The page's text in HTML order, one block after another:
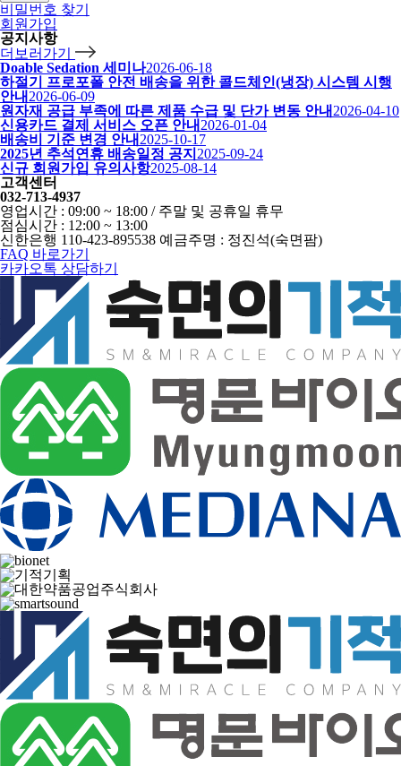
비밀번호 찾기
회원가입
공지사항
더보러가기
Doable Sedation 세미나2026-06-18
하절기 프로포폴 안전 배송을 위한 콜드체인(냉장) 시스템 시행
안내 2026-06-09
원자재 공급 부족에 따른 제품 수급 및 단가 변동 안내 2026-04-10
신용카드 결제 서비스 오픈 안내 2026-01-04
배송비 기준 변경 안내 2025-10-17
2025년 추석연휴 배송일정 공지 2025-09-24
신규 회원가입 유의사항2025-08-14
고객센터
032-713-4937
영업시간 : 09:00 ~ 18:00 / 주말 및 공휴일 휴무
점심시간 : 12:00 ~ 13:00
신한은행 110-423-895538 예금주명 : 정진석(숙면팜)
FAQ 바로가기
카카오톡 상담하기